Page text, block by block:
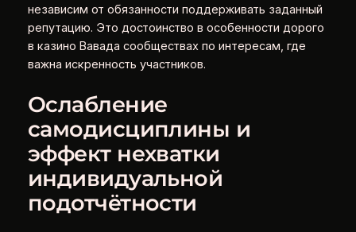
независим от обязанности поддерживать заданный
репутацию. Это достоинство в особенности дорого
в казино Вавада сообществах по интересам, где
важна искренность участников.
Ослабление
самодисциплины и
эффект нехватки
индивидуальной
подотчётности